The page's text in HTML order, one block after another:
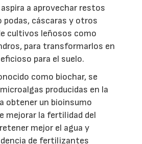
aspira a aprovechar restos
podas, cáscaras y otros
cultivos leñosos como
para transformarlos en
para el suelo.
como biochar, se
producidas en la
obtener un bioinsumo
mejorar la fertilidad del
mejor el agua y
de fertilizantes